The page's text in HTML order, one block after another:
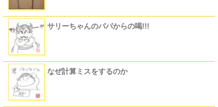
サリーちゃんのパパからの喝!!!
なぜ計算ミスをするのか